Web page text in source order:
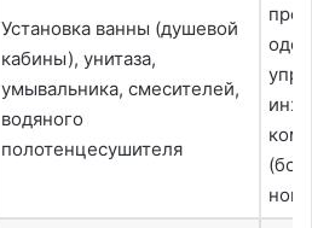
Установка ванны (душевой
кабины), унитаза,
умывальника, смесителей,
водяного
полотенцесушителя